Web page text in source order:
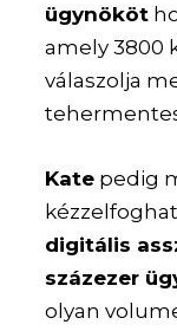
ügynököt
amely 3800
válaszolja
Kate pedig
digitális
százezer
olyan